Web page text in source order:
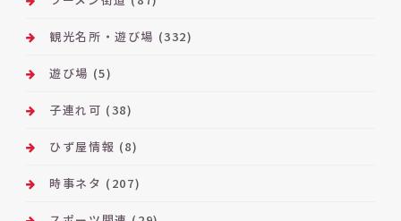
観光名所・遊び場 (332)
遊び場 (5)
子連れ可 (38)
ひず屋情報 (8)
時事ネタ (207)